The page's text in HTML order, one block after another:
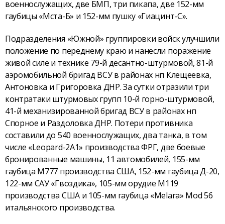
военнослужащих, две БМП, три пикапа, две 152-мм
гаубицы «Мста-Б» и 152-мм пушку «Гиацинт-С».
Подразделения «Южной» группировки войск улучшили
положение по переднему краю и нанесли поражение
живой силе и технике 79-й десантно-штурмовой, 81-й
аэромобильной бригад ВСУ в районах нп Клещеевка,
Антоновка и Григоровка ДНР. За сутки отразили три
контратаки штурмовых групп 10-й горно-штурмовой,
41-й механизированной бригад ВСУ в районах нп
Спорное и Раздоловка ДНР. Потери противника
составили до 540 военнослужащих, два танка, в том
числе «Leopard-2А1» производства ФРГ, две боевые
бронированные машины, 11 автомобилей, 155-мм
гаубица М777 производства США, 152-мм гаубица Д-20,
122-мм САУ «Гвоздика», 105-мм орудие М119
производства США и 105-мм гаубица «Melara» Мod 56
итальянского производства.